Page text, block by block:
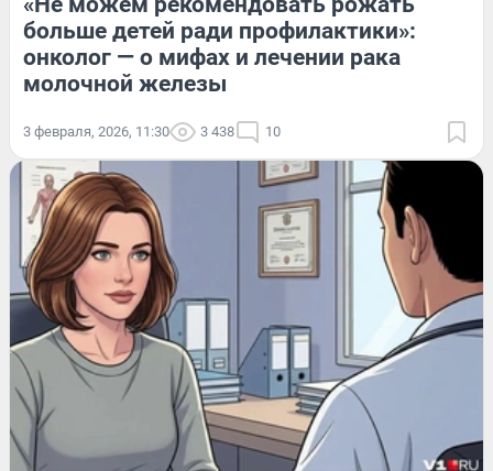
больше детей ради профилактики»:
онколог — о мифах и лечении рака
молочной железы
3 февраля, 2026, 11:30 3 438 10